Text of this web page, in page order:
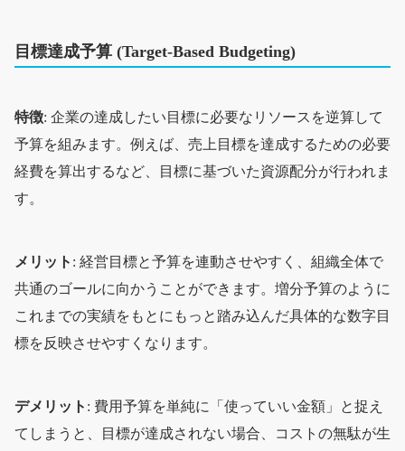
目標達成予算 (Target-Based Budgeting)
特徴: 企業の達成したい目標に必要なリソースを逆算して
予算を組みます。例えば、売上目標を達成するための必要
経費を算出するなど、目標に基づいた資源配分が行われま
す。
メリット : 経営目標と予算を連動させやすく、組織全体で
共通のゴールに向かうことができます。増分予算のように
これまでの実績をもとにもっと踏み込んだ具体的な数字目
標を反映させやすくなります。
デメリット : 費用予算を単純に「使っていい金額」と捉え
てしまうと、目標が達成されない場合、コストの無駄が生